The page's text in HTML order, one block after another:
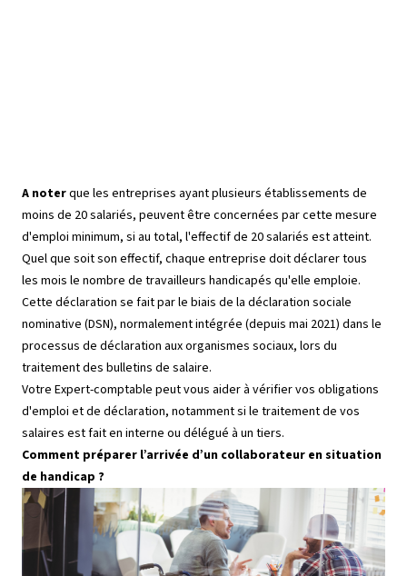
A noterque les entreprises ayant plusieurs établissements de
moins de 20 salariés, peuvent être concernées par cette mesure
d'emploi minimum, si au total, l'effectif de 20 salariés est atteint.
Quel que soit son effectif, chaque entreprise doit déclarer tous
les mois le nombre de travailleurs handicapés qu'elle emploie.
Cette déclaration se fait par le biais de la déclaration sociale
nominative (DSN), normalement intégrée (depuis mai 2021) dans le
processus de déclaration aux organismes sociaux, lors du
traitement des bulletins de salaire.
Votre Expert-comptable peut vous aider à vérifier vos obligations
d'emploi et de déclaration, notamment si le traitement de vos
salaires est fait en interne ou délégué à un tiers.
Comment préparer l’arrivée d’un collaborateur en situation
de handicap ?